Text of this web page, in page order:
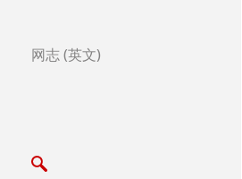
网志 (英文)